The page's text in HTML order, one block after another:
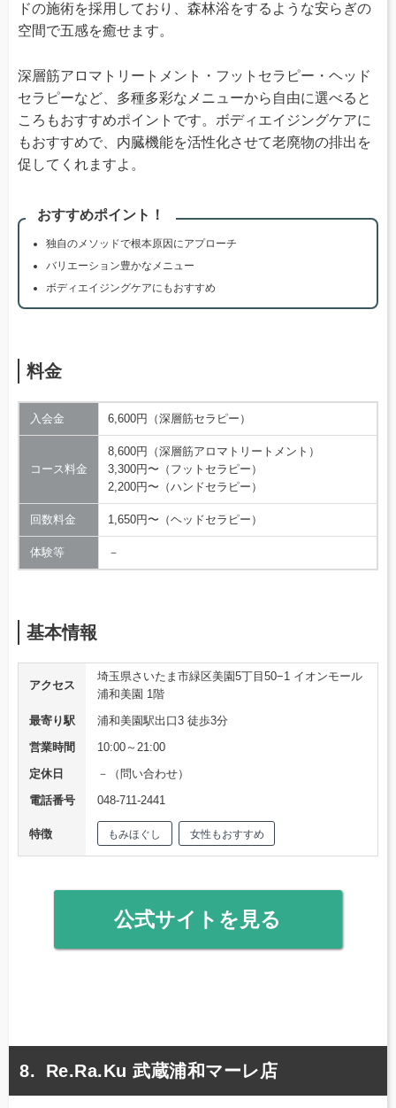
ドの施術を採用しており、森林浴をするような安らぎの
空間で五感を癒せます。
深層筋アロマトリートメント・フットセラピー・ヘッド
セラピーなど、多種多彩なメニューから自由に選べると
ころもおすすめポイントです。ボディエイジングケアに
もおすすめで、内臓機能を活性化させて⽼廃物の排出を
促してくれますよ。
おすすめポイント！
独自のメソッドで根本原因にアプローチ
バリエーション豊かなメニュー
ボディエイジングケアにもおすすめ
料金
入会金 6,600円（深層筋セラピー）
コース料金
8,600円（深層筋アロマトリートメント）
3,300円〜（フットセラピー）
2,200円〜（ハンドセラピー）
回数料金 1,650円〜（ヘッドセラピー）
体験等 －
基本情報
アクセス
埼玉県さいたま市緑区美園5丁目50−1 イオンモール
浦和美園 1階
最寄り駅
浦和美園駅出口3 徒歩3分
営業時間
10:00～21:00
定休日
－（問い合わせ）
電話番号
048-711-2441
特徴 もみほぐし 女性もおすすめ
公式サイトを見る
Re.Ra.Ku 武蔵浦和マーレ店